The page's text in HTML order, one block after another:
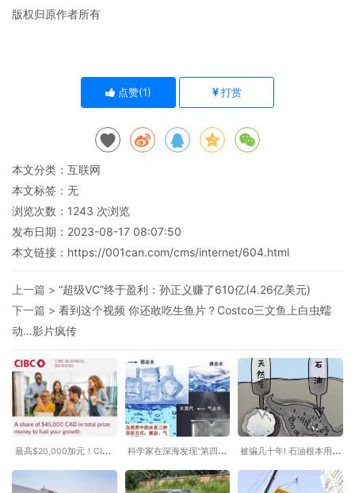
版权归原作者所有
点赞(1) 打赏
本文分类： 互联网
本文标签：无
浏览次数： 1243 次浏览
发布日期：2023-08-17 08:07:50
本文链接： https://001can.com/cms/internet/604.html
上一篇 > “超级VC”终于盈利：孙正义赚了610亿(4.26亿美元)
下一篇 > 看到这个视频 你还敢吃生鱼片？Costco三文鱼上白虫蠕
动…影片疯传
最高$20,000加元！CIBC
科学家在深海发现“第四种
态、液态和气态
被骗几十年! 石油根本用不
变的